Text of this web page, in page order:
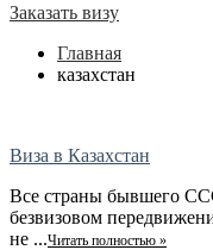
Заказать визу
Главная
казахстан
Виза в Казахстан
Все страны бывшего
безвизовом
не ...Читать полностью »